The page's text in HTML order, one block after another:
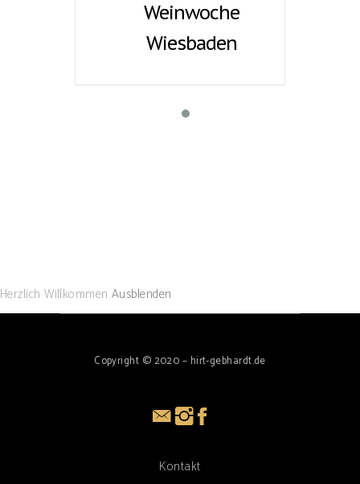
Weinwoche
Wiesbaden
Herzlich Willkommen Ausblenden
Copyright © 2020 – hirt-gebhardt.de
Kontakt